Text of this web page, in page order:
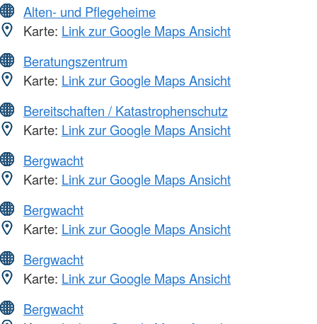
Alten- und Pflegeheime
Karte: Link zur Google Maps Ansicht
Beratungszentrum
Karte: Link zur Google Maps Ansicht
Bereitschaften / Katastrophenschutz
Karte: Link zur Google Maps Ansicht
Bergwacht
Karte: Link zur Google Maps Ansicht
Bergwacht
Karte: Link zur Google Maps Ansicht
Bergwacht
Karte: Link zur Google Maps Ansicht
Bergwacht